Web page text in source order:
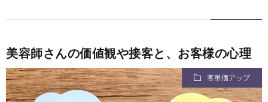
美容師さんの価値観や接客と、お客様の心理
客単価アップ